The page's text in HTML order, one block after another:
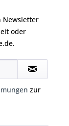
Newsletter
oder
zur